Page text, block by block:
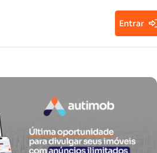
Entrar